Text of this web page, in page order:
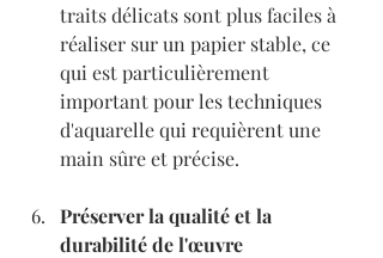
traits délicats sont plus faciles à
réaliser sur un papier stable, ce
qui est particulièrement
important pour les techniques
d'aquarelle qui requièrent une
main sûre et précise.
Préserver la qualité et la
durabilité de l'œuvre